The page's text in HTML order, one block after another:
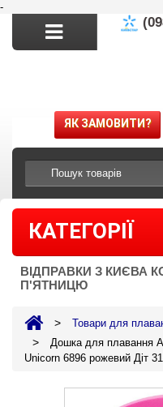
-
ЯК ЗАМОВИТИ?
КАТЕГОРІЇ
ВІДПРАВКИ З КИЄВА
П'ЯТНИЦЮ
> Товари для
>
Дошка для плавання
Unicorn 6896 рожевий Діт